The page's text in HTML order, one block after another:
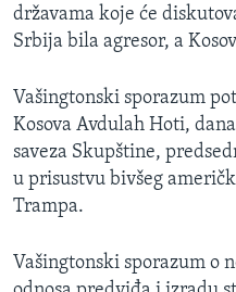
državama koje će
Srbija bila agresor, a
Vašingtonski sporazum
Kosova Avdulah Hoti,
saveza Skupštine,
u prisustvu bivšeg
Trampa.
Vašingtonski sporazum o